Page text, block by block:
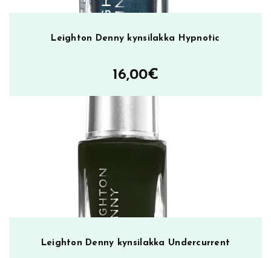
Leighton Denny kynsilakka Hypnotic
16,00€
Leighton Denny kynsilakka Undercurrent